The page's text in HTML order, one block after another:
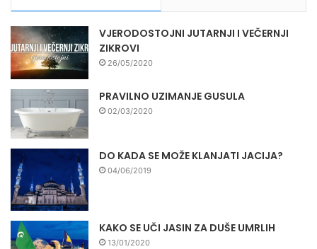
VJERODOSTOJNI JUTARNJI I VEČERNJI
ZIKROVI
26/05/2020
PRAVILNO UZIMANJE GUSULA
02/03/2020
DO KADA SE MOŽE KLANJATI JACIJA?
04/06/2019
KAKO SE UČI JASIN ZA DUŠE UMRLIH
13/01/2020